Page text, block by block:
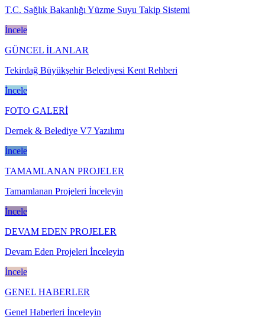
T.C. Sağlık Bakanlığı Yüzme Suyu Takip Sistemi
İncele
GÜNCEL İLANLAR
Tekirdağ Büyükşehir Belediyesi Kent Rehberi
İncele
FOTO GALERİ
Dernek & Belediye V7 Yazılımı
İncele
TAMAMLANAN PROJELER
Tamamlanan Projeleri İnceleyin
İncele
DEVAM EDEN PROJELER
Devam Eden Projeleri İnceleyin
İncele
GENEL HABERLER
Genel Haberleri İnceleyin